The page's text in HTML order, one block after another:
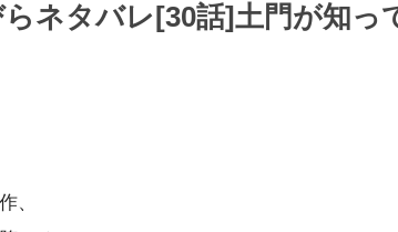
ネタバレ[30話]土門が知っ
、